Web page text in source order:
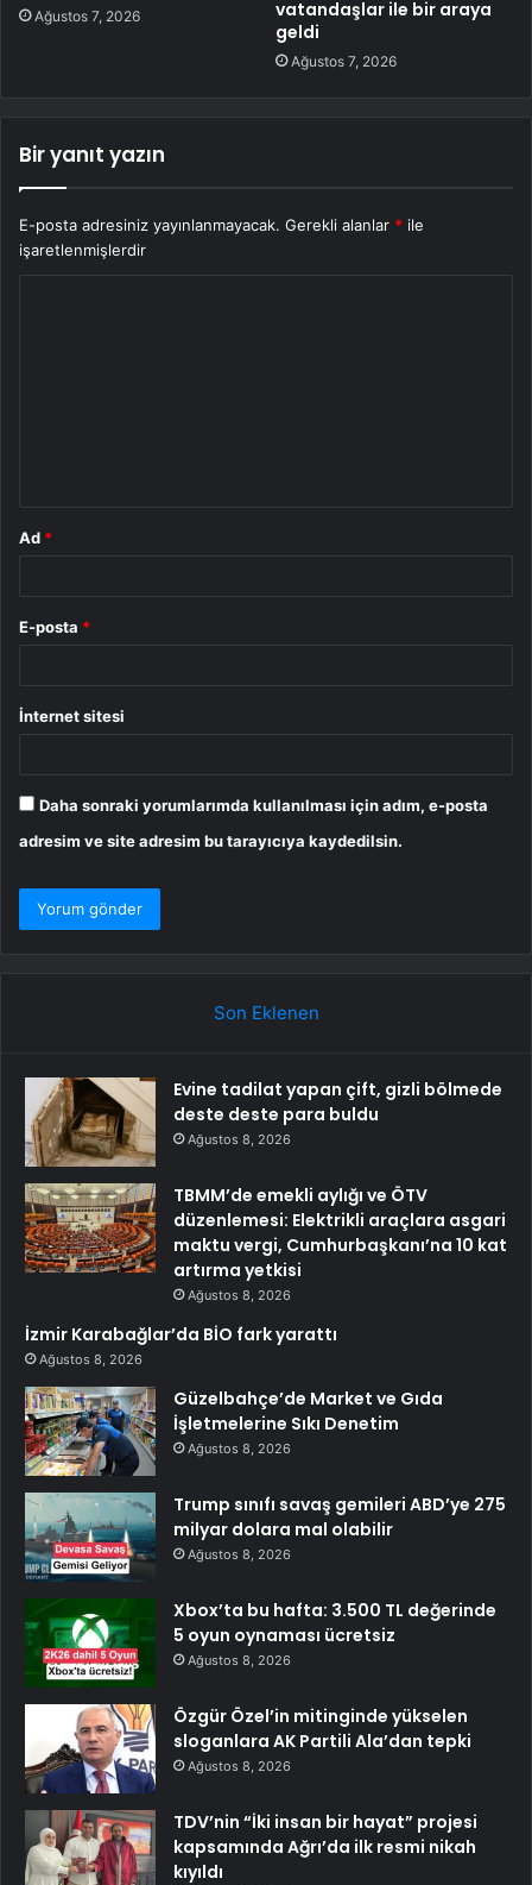
Ağustos 7, 2026
vatandaşlar ile bir araya
geldi
Ağustos 7, 2026
Bir yanıt yazın
E-posta adresiniz yayınlanmayacak. Gerekli alanlar * ile
işaretlenmişlerdir
Ad *
E-posta *
İnternet sitesi
Daha sonraki yorumlarımda kullanılması için adım, e-posta
adresim ve site adresim bu tarayıcıya kaydedilsin.
Son Eklenen
Evine tadilat yapan çift, gizli bölmede
deste deste para buldu
Ağustos 8, 2026
TBMM’de emekli aylığı ve ÖTV
düzenlemesi: Elektrikli araçlara asgari
maktu vergi, Cumhurbaşkanı’na 10 kat
artırma yetkisi
Ağustos 8, 2026
İzmir Karabağlar’da BİO fark yarattı
Ağustos 8, 2026
Güzelbahçe’de Market ve Gıda
İşletmelerine Sıkı Denetim
Ağustos 8, 2026
Trump sınıfı savaş gemileri ABD’ye 275
milyar dolara mal olabilir
Ağustos 8, 2026
Xbox’ta bu hafta: 3.500 TL değerinde
5 oyun oynaması ücretsiz
Ağustos 8, 2026
Özgür Özel’in mitinginde yükselen
sloganlara AK Partili Ala’dan tepki
Ağustos 8, 2026
TDV’nin “İki insan bir hayat” projesi
kapsamında Ağrı’da ilk resmi nikah
kıyıldı